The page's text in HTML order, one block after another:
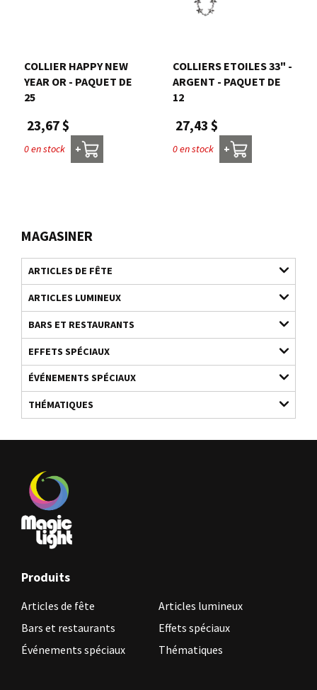
MAGASINER
ARTICLES DE FÊTE
ARTICLES LUMINEUX
BARS ET RESTAURANTS
EFFETS SPÉCIAUX
ÉVÉNEMENTS SPÉCIAUX
THÉMATIQUES
COLLIER HAPPY NEW
YEAR OR - PAQUET DE
25
23,67 $
0 en stock +
COLLIERS ETOILES 33" -
ARGENT - PAQUET DE
12
27,43 $
0 en stock +
Produits
Articles de fête
Articles lumineux
Bars et restaurants
Effets spéciaux
Événements spéciaux
Thématiques